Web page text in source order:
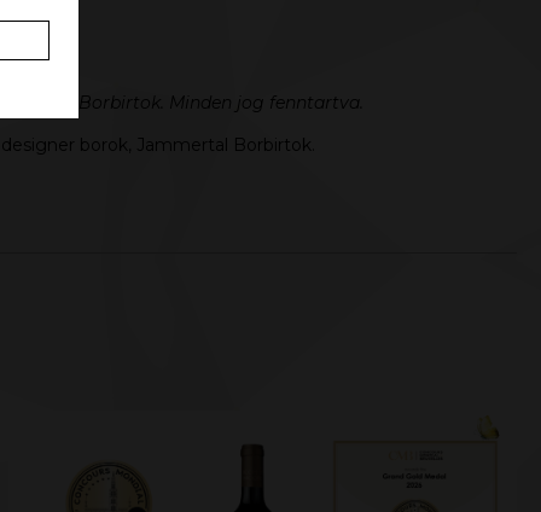
Borbirtok. Minden jog fenntartva.
borok, Jammertal Borbirtok.